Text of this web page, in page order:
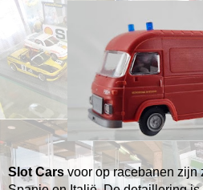
Slot Carsvoor op racebanen zijn